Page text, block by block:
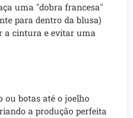
uma "dobra francesa"
para dentro da blusa)
a cintura e evitar uma
ou botas até o joelho
a produção perfeita